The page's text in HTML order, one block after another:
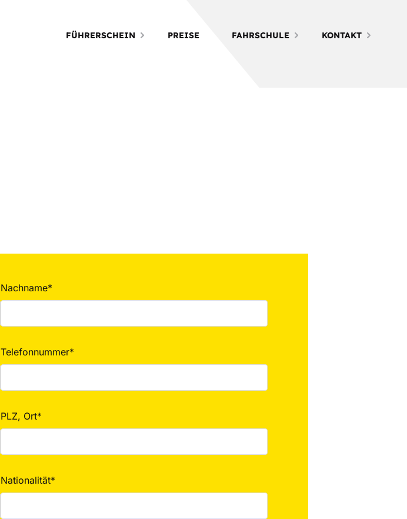
FÜHRERSCHEIN PREISE FAHRSCHULE KONTAKT
Nachname*
Telefonnummer*
PLZ, Ort*
Nationalität*